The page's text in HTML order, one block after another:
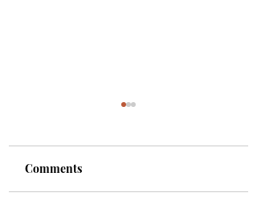
Comments